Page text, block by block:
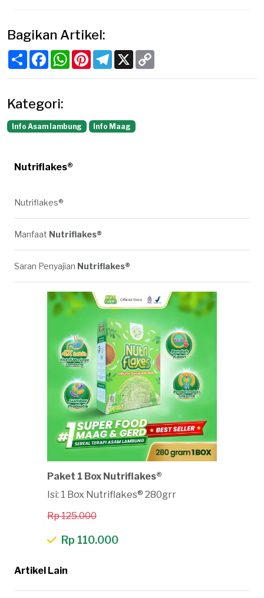
Bagikan Artikel:
ShareFacebookWhatsApp
PinterestTelegram
X
Kategori:
Info Asam lambung Info Maag
Nutriflakes®
Nutriflakes®
Manfaat Nutriflakes®
Saran Penyajian Nutriflakes®
Paket 1 Box Nutriflakes®
Isi: 1 Box Nutriflakes® 280grr
Rp 125.000
Rp 110.000
Artikel Lain